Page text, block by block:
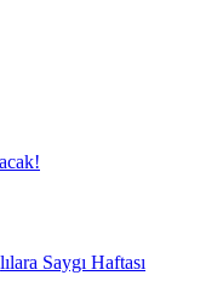
Saygı Haftası